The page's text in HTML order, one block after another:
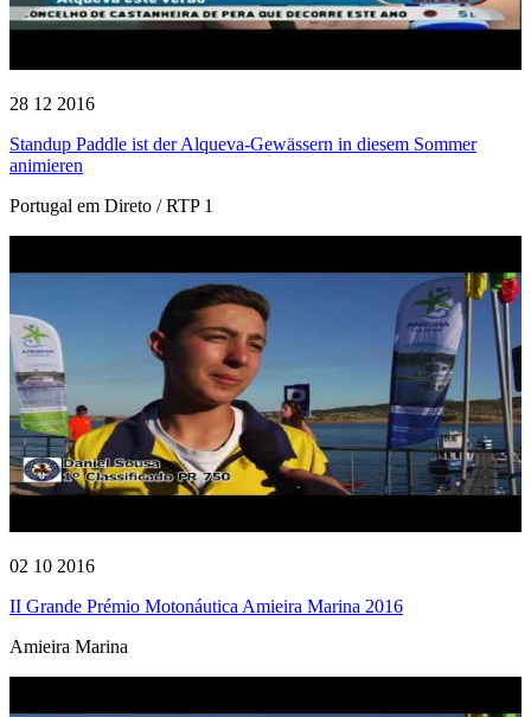
28 12 2016
Standup Paddle ist der Alqueva-Gewässern in diesem Sommer
animieren
Portugal em Direto / RTP 1
02 10 2016
II Grande Prémio Motonáutica Amieira Marina 2016
Amieira Marina